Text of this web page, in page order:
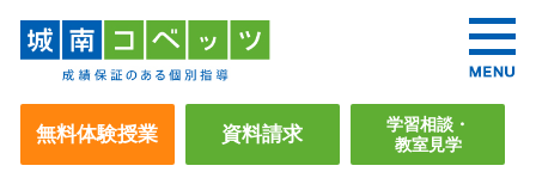
無料体験授業 資料請求
学習相談・
教室見学